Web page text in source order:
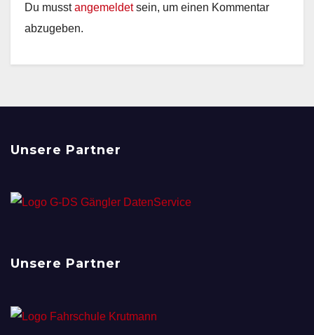
Du musstangemeldetsein, um einen Kommentar
abzugeben.
Unsere Partner
Unsere Partner